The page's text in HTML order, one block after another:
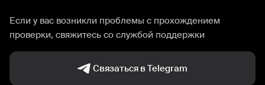
Если у вас возникли проблемы с прохождением
проверки, свяжитесь со службой поддержки
Связаться в Telegram